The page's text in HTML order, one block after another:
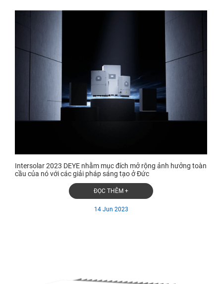
Intersolar 2023 DEYE nhằm mục đích mở rộng ảnh hưởng toàn
cầu của nó với các giải pháp sáng tạo ở Đức
ĐỌC THÊM +
14 Jun 2023